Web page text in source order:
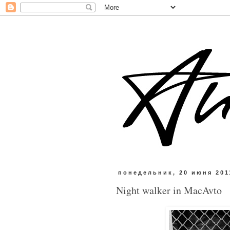
понедельник, 20 июня
Night walker in MacAvto